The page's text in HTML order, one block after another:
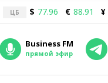
ЦБ $ 77.96 € 88.91 ¥
Business FM
прямой эфир